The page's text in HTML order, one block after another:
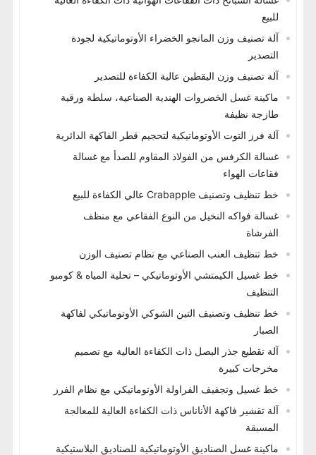
للبيع
آلة تصنيف وزن المانجو الخضراء الأوتوماتيكية لجودة
التصدير
آلة تصنيف وزن اليقطين عالية الكفاءة للتصدير
ماكينة غسل الخضروات الهندية الصناعية، سلطة ورقية
طازجة نظيفة
آلة فرز التوت الأوتوماتيكية لتحجيم قطر الفاكهة الدائرية
غسالة الكرفس من الفولاذ المقاوم للصدأ مع غسالة
فقاعات الهواء
خط تنظيف وتصنيف Crabapple عالي الكفاءة للبيع
غسالة فواكه النخيل من النوع الفقاعي مع منظف
الفرشاة
خط تنظيف العنب الصناعي مع نظام تصنيف الوزن
خط غسيل الكيمتشي الأوتوماتيكي – تحلية المياه & كومبو
التنظيف
خط تنظيف وتصنيف التين الشوكي الأوتوماتيكي لفاكهة
الصبار
آلة تقطيع جذر البصل ذات الكفاءة العالية مع تصميم
مخرجات كبيرة
خط غسيل وتجفيف الفراولة الأوتوماتيكي مع نظام الفرز
آلة تقشير فاكهة الأناناس ذات الكفاءة العالية للمعالجة
المسبقة
ماكينة غسل الصناديق الأوتوماتيكية للصناديق البلاستيكية